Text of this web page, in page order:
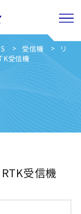
受信機
リ
受信機
RTK受信機